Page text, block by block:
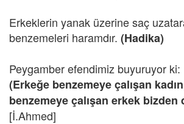
Erkeklerin yanak üzerine saç
benzemeleri haramdır. (Hadika)
Peygamber efendimiz buyuruyor ki:
(Erkeğe benzemeye çalışan
benzemeye çalışan erkek bizden
[İ.Ahmed]